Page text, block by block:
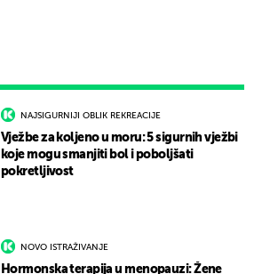
NAJSIGURNIJI OBLIK REKREACIJE
Vježbe za koljeno u moru: 5 sigurnih vježbi
koje mogu smanjiti bol i poboljšati
pokretljivost
NOVO ISTRAŽIVANJE
Hormonska terapija u menopauzi: Žene